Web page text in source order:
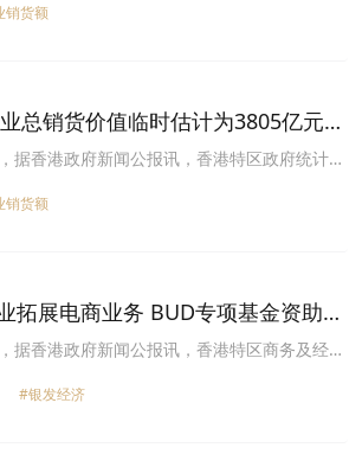
较2025年同月上升12.8%。2026年1月与2月
值的修订估计较2025年同期上升11.8%。与
值的临时估计为33亿元，较2025年同月上升
2月合计的零售业网上销售价值的修订估计较
。与2025年同期比较，2026年首季的零售业
的临时估计较2025年同月上升9.8%。2026
业总销货数量的修订估计较2025年同期上升
销货额
总销货价值临时估计为3805亿元
据香港政府新闻公报讯，香港特区政府统计处
，较2024年同月上升6.6%。2025年11月的
订估计较2024年同月上升6.5%。在2025年12
的修订估计较2024年同月上升28.4%。扣除其
12月的零售业总销货数量的临时估计较2024
年11月的零售业总销货数量的修订估计较
销货额
拓展电商业务 BUD专项基金资助范
家联盟十国
据香港政府新闻公报讯，香港特区商务及经济
明朗、本地经济结构转型及消费习惯改变等多
伴随机遇，零售企业需因应环境求变，把握电
#银发经济